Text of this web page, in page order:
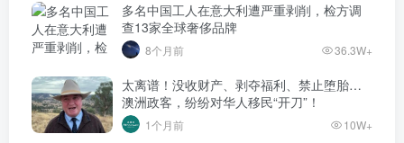
多名中国工人在意大利遭严重剥削，检方调
查13家全球奢侈品牌
8个月前 36.3W+
太离谱！没收财产、剥夺福利、禁止堕胎…
澳洲政客，纷纷对华人移民“开刀”！
1个月前 10W+